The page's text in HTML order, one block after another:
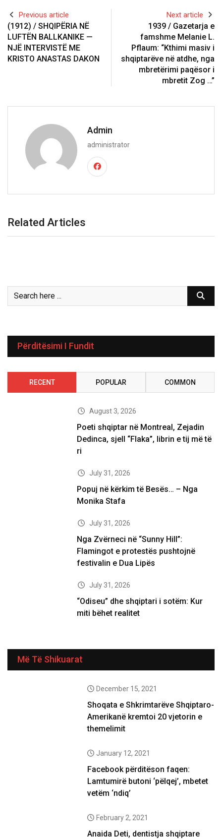
Previous article
(1912) / SHQIPËRIA NË
LUFTËN BALLKANIKE —
NJË INTERVISTË ME
KRISTO ANASTAS DAKON
Next article
1939 / Gazetarja e
famshme Melanie L.
Pflaum: “Kthimi masiv i
shqiptarëve në atdhe, nga
mbretërimi paqësor i
mbretit Zog …”
Admin
administrator
Related Articles
Përditësimi I Fundit
RECENT POPULAR COMMON
August 3, 2026
Poeti shqiptar në Montreal, Zejadin
Dedinca, sjell “Flaka”, librin e tij më të
ri
July 31, 2026
Popuj në kërkim të Besës… – Nga
Monika Stafa
July 31, 2026
Nga Zvërneci në “Sunny Hill”:
Flamingot e protestës pushtojnë
festivalin e Dua Lipës
July 31, 2026
“Odiseu” dhe shqiptari i sotëm: Kur
miti bëhet realitet
Më Të Shikuarat
December 15, 2021
Shoqata e Shkrimtarëve Shqiptaro-
Amerikanë kremtoi 20 vjetorin e
themelimit
January 12, 2021
Facebook përditëson faqen:
Lamtumirë butoni ‘pëlqej’, mbetet
vetëm ‘ndiq’
February 2, 2021
Anaida Deti, dentistja shqiptare